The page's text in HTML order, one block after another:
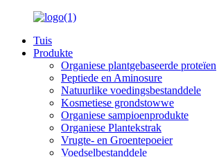
Tuis
Produkte
Organiese plantgebaseerde proteïen
Peptiede en Aminosure
Natuurlike voedingsbestanddele
Kosmetiese grondstowwe
Organiese sampioenprodukte
Organiese Plantekstrak
Vrugte- en Groentepoeier
Voedselbestanddele